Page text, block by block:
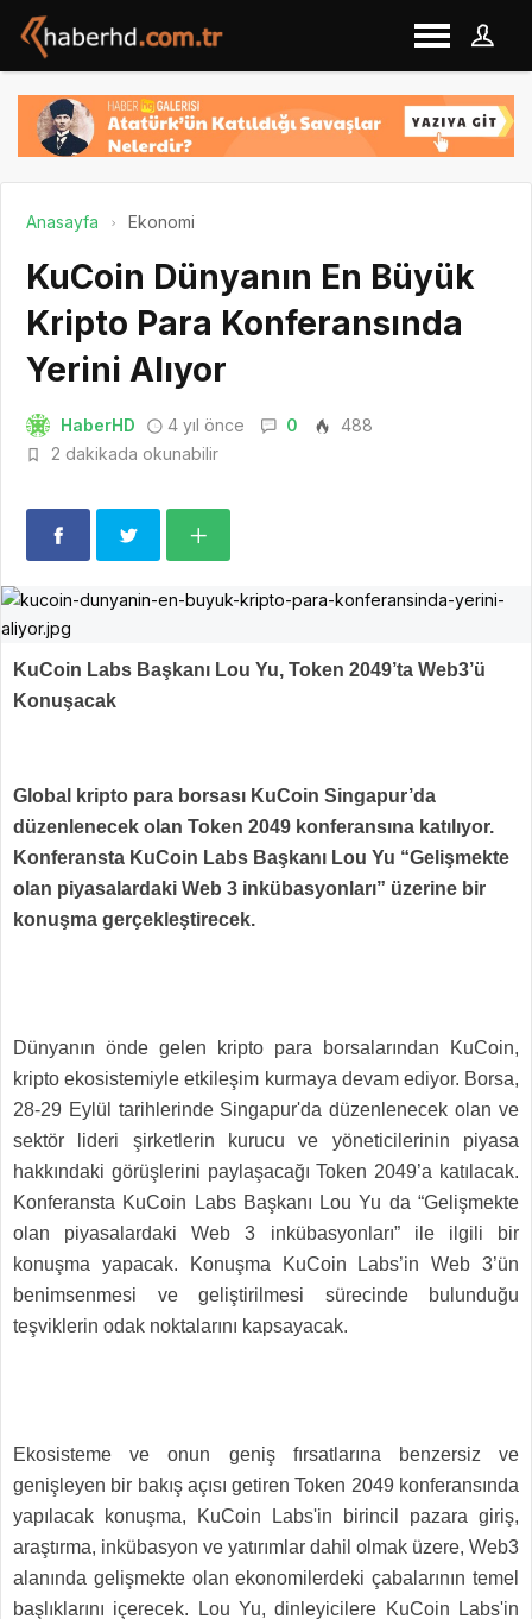
Anasayfa Ekonomi
KuCoin Dünyanın En Büyük
Kripto Para Konferansında
Yerini Alıyor
HaberHD 4 yıl önce 0
488
2 dakikada okunabilir
KuCoin Labs Başkanı Lou Yu, Token 2049’ta Web3’ü
Konuşacak
Global kripto para borsası KuCoin Singapur’da
düzenlenecek olan Token 2049 konferansına katılıyor.
Konferansta KuCoin Labs Başkanı Lou Yu “Gelişmekte
olan piyasalardaki Web 3 inkübasyonları” üzerine bir
konuşma gerçekleştirecek.
Dünyanın önde gelen kripto para borsalarından KuCoin,
kripto ekosistemiyle etkileşim kurmaya devam ediyor. Borsa,
28-29 Eylül tarihlerinde Singapur'da düzenlenecek olan ve
sektör lideri şirketlerin kurucu ve yöneticilerinin piyasa
hakkındaki görüşlerini paylaşacağı Token 2049’a katılacak.
Konferansta KuCoin Labs Başkanı Lou Yu da “Gelişmekte
olan piyasalardaki Web 3 inkübasyonları” ile ilgili bir
konuşma yapacak. Konuşma KuCoin Labs’in Web 3’ün
benimsenmesi ve geliştirilmesi sürecinde bulunduğu
teşviklerin odak noktalarını kapsayacak.
Ekosisteme ve onun geniş fırsatlarına benzersiz ve
genişleyen bir bakış açısı getiren Token 2049 konferansında
yapılacak konuşma, KuCoin Labs'in birincil pazara giriş,
araştırma, inkübasyon ve yatırımlar dahil olmak üzere, Web3
alanında gelişmekte olan ekonomilerdeki çabalarının temel
başlıklarını içerecek. Lou Yu, dinleyicilere KuCoin Labs'in